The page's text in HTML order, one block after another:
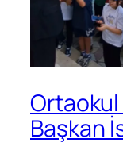
Başkan